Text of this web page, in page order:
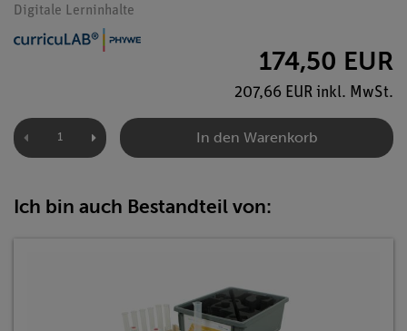
Digitale Lerninhalte
174,50 EUR
207,66 EUR inkl. MwSt.
In den Warenkorb
Ich bin auch Bestandteil von: